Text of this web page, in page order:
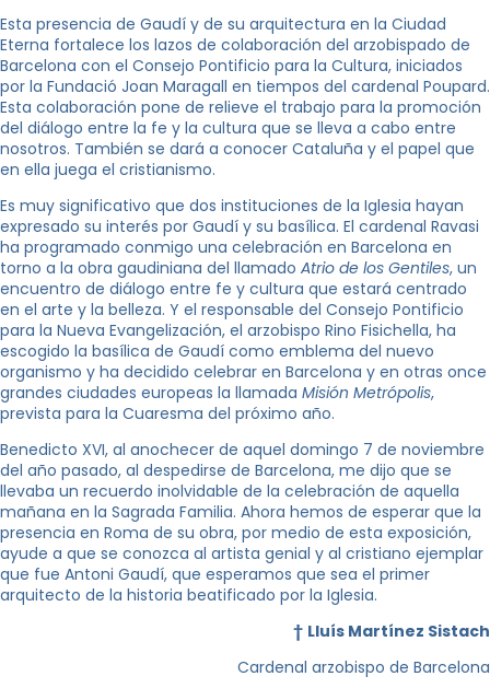
Esta presencia de Gaudí y de su arquitectura en la Ciudad
Eterna fortalece los lazos de colaboración del arzobispado de
Barcelona con el Consejo Pontificio para la Cultura, iniciados
por la Fundació Joan Maragall en tiempos del cardenal Poupard.
Esta colaboración pone de relieve el trabajo para la promoción
del diálogo entre la fe y la cultura que se lleva a cabo entre
nosotros. También se dará a conocer Cataluña y el papel que
en ella juega el cristianismo.
Es muy significativo que dos instituciones de la Iglesia hayan
expresado su interés por Gaudí y su basílica. El cardenal Ravasi
ha programado conmigo una celebración en Barcelona en
torno a la obra gaudiniana del llamado Atrio de los Gentiles, un
encuentro de diálogo entre fe y cultura que estará centrado
en el arte y la belleza. Y el responsable del Consejo Pontificio
para la Nueva Evangelización, el arzobispo Rino Fisichella, ha
escogido la basílica de Gaudí como emblema del nuevo
organismo y ha decidido celebrar en Barcelona y en otras once
grandes ciudades europeas la llamada Misión Metrópolis,
prevista para la Cuaresma del próximo año.
Benedicto XVI, al anochecer de aquel domingo 7 de noviembre
del año pasado, al despedirse de Barcelona, me dijo que se
llevaba un recuerdo inolvidable de la celebración de aquella
mañana en la Sagrada Familia. Ahora hemos de esperar que la
presencia en Roma de su obra, por medio de esta exposición,
ayude a que se conozca al artista genial y al cristiano ejemplar
que fue Antoni Gaudí, que esperamos que sea el primer
arquitecto de la historia beatificado por la Iglesia.
† Lluís Martínez Sistach
Cardenal arzobispo de Barcelona